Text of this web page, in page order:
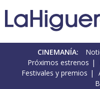
CINEMANÍA:
Próximos estrenos
Festivales y premios